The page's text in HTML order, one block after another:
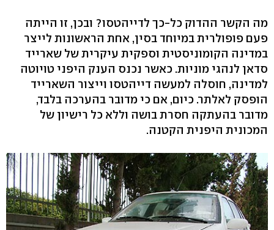
מה הקשר ההדוק כל-כך לדייהטסו? ובכן, זו הייתה
פעם פופולרית במיוחד בסין, אחת הראשונות לייצר
במדינה הקומוניסטית וספקית עיקרית של שארייד
סדאן לנהגי מוניות. כאשר נכנס הענק היפני טויוטה
למדינה, חוסלה למעשה דייהטסו וייצור השארייד
הופסק לאלתר. כיום, אם כי מדובר בהערכה בלבד,
מדובר בהעתקה חסרת בושה וללא כל רישיון של
המכונית היפנית הקטנה.